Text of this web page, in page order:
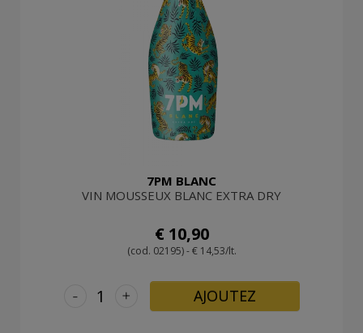
7PM BLANC
VIN MOUSSEUX BLANC EXTRA DRY
€ 10,90
(cod. 02195) - € 14,53/lt.
+
- AJOUTEZ